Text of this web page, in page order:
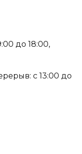
до 18:00,
с 13:00 до